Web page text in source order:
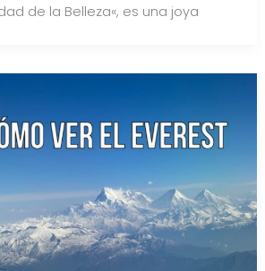
de la Belleza«, es una joya